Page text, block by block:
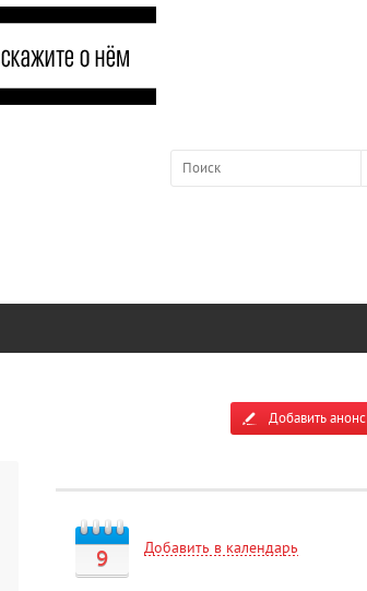
Добавить анонс
9 Добавить в календарь